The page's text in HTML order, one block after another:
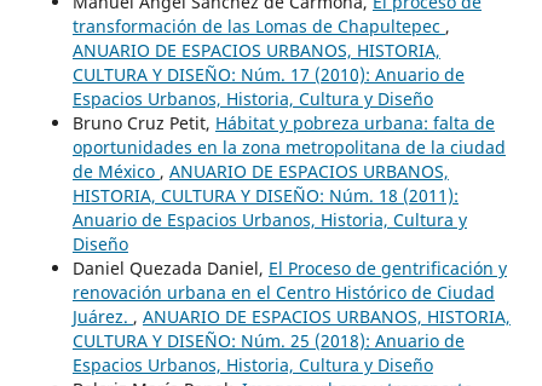
transformación de las Lomas de Chapultepec ,
ANUARIO DE ESPACIOS URBANOS, HISTORIA,
CULTURA Y DISEÑO: Núm. 17 (2010): Anuario de
Espacios Urbanos, Historia, Cultura y Diseño
Bruno Cruz Petit, Hábitat y pobreza urbana: falta de
oportunidades en la zona metropolitana de la ciudad
de México , ANUARIO DE ESPACIOS URBANOS,
HISTORIA, CULTURA Y DISEÑO: Núm. 18 (2011):
Anuario de Espacios Urbanos, Historia, Cultura y
Diseño
Daniel Quezada Daniel, El Proceso de gentrificación y
renovación urbana en el Centro Histórico de Ciudad
Juárez. , ANUARIO DE ESPACIOS URBANOS, HISTORIA,
CULTURA Y DISEÑO: Núm. 25 (2018): Anuario de
Espacios Urbanos, Historia, Cultura y Diseño